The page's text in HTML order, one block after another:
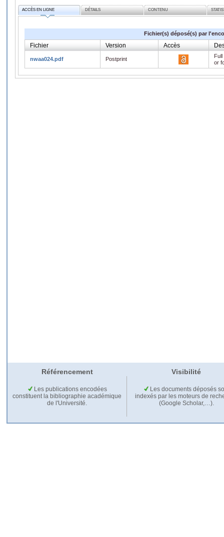
ACCÈS EN LIGNE DÉTAILS CONTENU
Fichier(s) déposé(s) par
Fichier Version Accès
nwaa024.pdf Postprint
or
Référencement Visibilité
Les publications encodées
constituent la bibliographie académique
de l'Université.
Les documents déposés
indexés par les moteurs de
(Google Scholar,…).